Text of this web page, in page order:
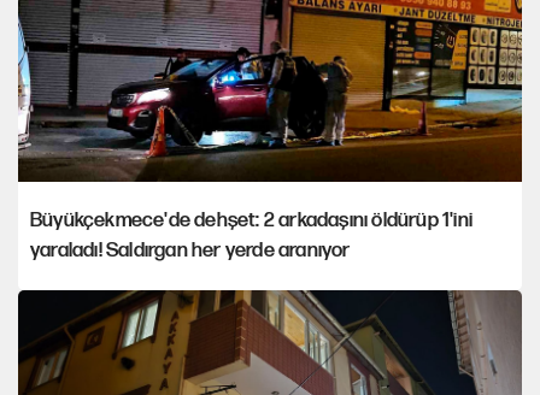
Büyükçekmece'de dehşet: 2 arkadaşını öldürüp 1'ini
yaraladı! Saldırgan her yerde aranıyor